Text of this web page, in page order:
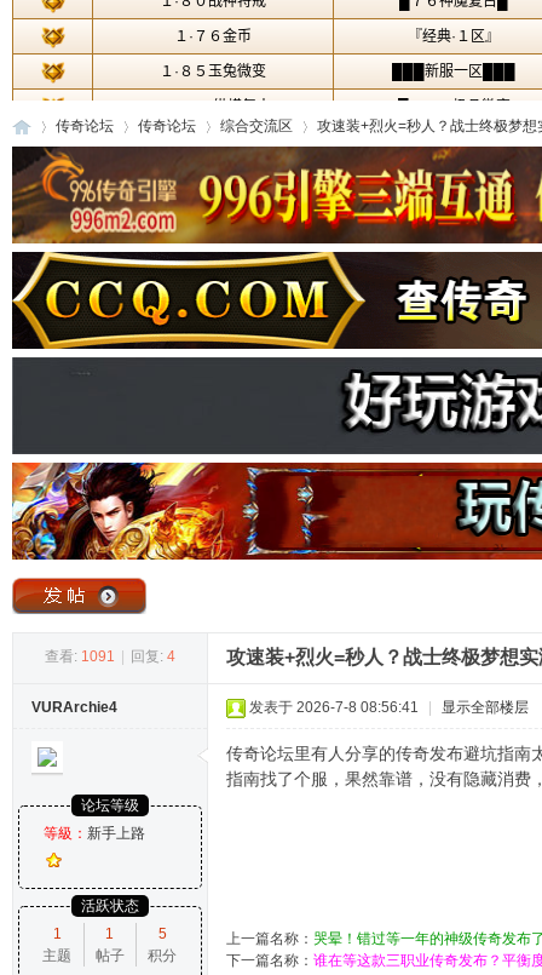
传
奇
坛
»
传奇论坛
›
传奇论坛 综合交流区
›
攻速装+烈火=秒人？战士终极梦想
查看: 1091 回复: 4 攻速装+烈火=秒人？战士终极梦想
VURArchie4
论坛等级
等級： 新手上路
活跃状态
1
主题
1
帖子
5
积分
发表于 2026-7-8 08:56:41 显示全部楼层
传奇论坛里有人分享的传奇发布避坑指南
指南找了个服，果然靠谱，没有隐藏消费
上一篇名称： 哭晕！错过等一年的神级传奇发布
下一篇名称： 谁在等这款三职业传奇发布？平衡